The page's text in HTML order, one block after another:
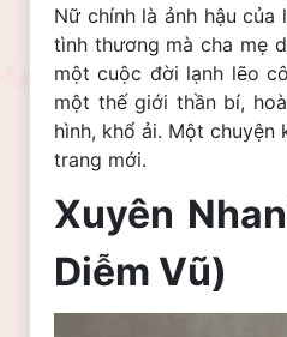
Nữ chính là ảnh hậu
tình thương mà cha mẹ
một cuộc đời lạnh lẽo
một thế giới thần bí,
hình, khổ ải. Một
trang mới.
Xuyên
Diễm Vũ)